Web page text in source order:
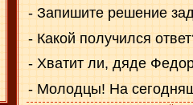
- Запишите решение
- Какой получился
- Хватит ли, дяде
- Молодцы! На